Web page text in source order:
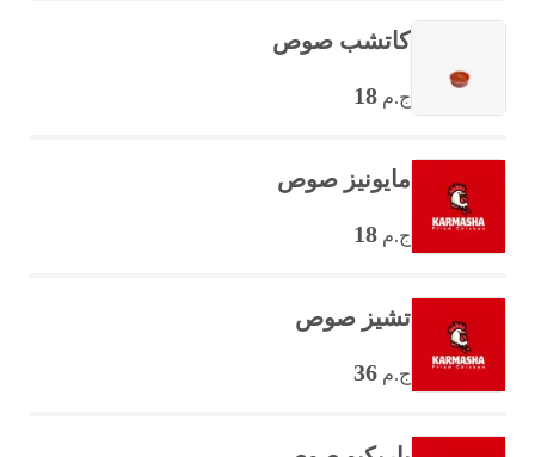
كاتشب صوص
ج.م 18
مايونيز صوص
ج.م 18
تشيز صوص
ج.م 36